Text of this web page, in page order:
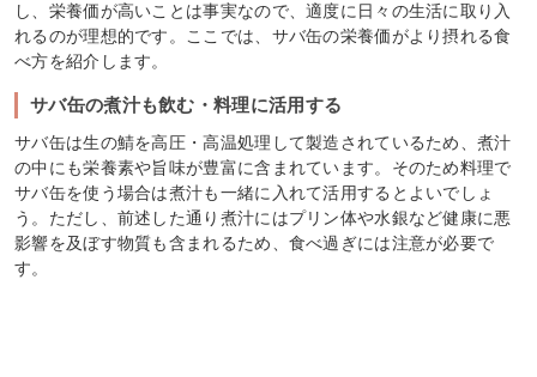
し、栄養価が高いことは事実なので、適度に日々の生活に取り入
れるのが理想的です。ここでは、サバ缶の栄養価がより摂れる食
べ方を紹介します。
サバ缶の煮汁も飲む・料理に活用する
サバ缶は生の鯖を高圧・高温処理して製造されているため、煮汁
の中にも栄養素や旨味が豊富に含まれています。そのため料理で
サバ缶を使う場合は煮汁も一緒に入れて活用するとよいでしょ
う。ただし、前述した通り煮汁にはプリン体や水銀など健康に悪
影響を及ぼす物質も含まれるため、食べ過ぎには注意が必要で
す。